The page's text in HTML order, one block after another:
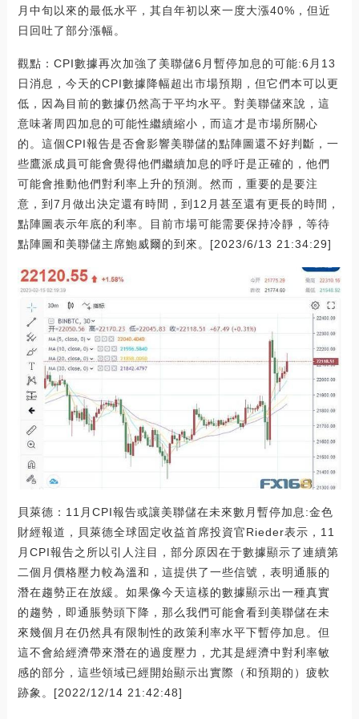
月中旬以來的最低水平，其自年初以來一度大漲40%，但近
日回吐了部分漲幅。
觀點：CPI數據再次加強了美聯儲6月暫停加息的可能:6月13
日消息，今天的CPI數據降幅超出市場預期，但它們本可以更
低，因為目前的數據仍然高于平均水平。對美聯儲來說，這
意味著周四加息的可能性繼續縮小，而這才是市場所關心
的。這個CPI報告是否會影響美聯儲的點陣圖還不好判斷，一
些鷹派成員可能會覺得他們繼續加息的呼吁是正確的，他們
可能會推動他們對利率上升的預測。然而，重要的是要注
意，到7月做出決定還有時間，到12月甚至還有更長的時間，
點陣圖表示年底的利率。目前市場可能需要保持冷靜，等待
點陣圖和美聯儲主席鮑威爾的到來。[2023/6/13 21:34:29]
貝萊德：11月CPI報告或讓美聯儲在未來數月暫停加息:金色
財經報道，貝萊德全球固定收益首席投資官Rieder表示，11
月CPI報告之所以引人注目，部分原因在于數據顯示了連續第
二個月價格壓力較為溫和，這提供了一些信號，表明通脹的
潛在趨勢正在放緩。如果像今天這樣的數據顯示出一種真實
的趨勢，即通脹勢頭下降，那么我們可能會看到美聯儲在未
來幾個月在仍然具有限制性的政策利率水平下暫停加息。但
這不會給經濟帶來潛在的過度壓力，尤其是經濟中對利率敏
感的部分，這些領域已經開始顯示出實際（和預期的）疲軟
跡象。[2022/12/14 21:42:48]